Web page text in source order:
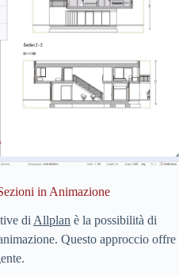
in Animazione
di Allplan è la possibilità di
Questo approccio offre